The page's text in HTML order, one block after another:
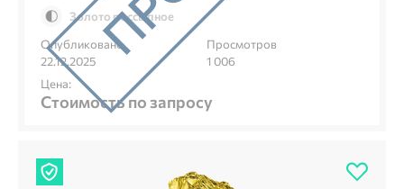
Золото россыпное
Опубликовано
22.12.2025
Просмотров
1 006
Цена:
Стоимость по запросу